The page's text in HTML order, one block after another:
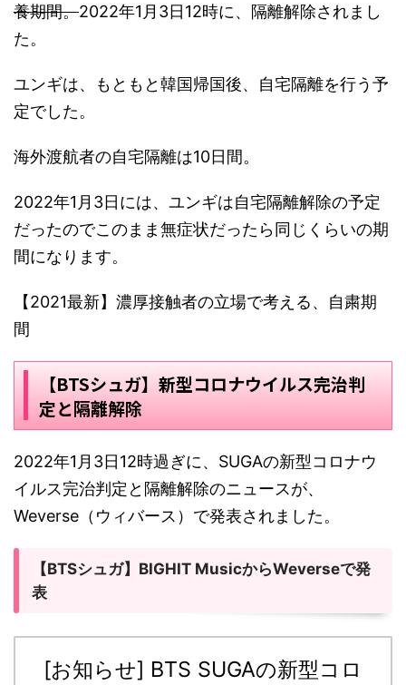
養期間。2022年1月3日12時に、隔離解除されまし
た。
ユンギは、もともと韓国帰国後、自宅隔離を行う予
定でした。
海外渡航者の自宅隔離は10日間。
2022年1月3日には、ユンギは自宅隔離解除の予定
だったのでこのまま無症状だったら同じくらいの期
間になります。
【2021最新】濃厚接触者の立場で考える、自粛期
間
【BTSシュガ】新型コロナウイルス完治判
定と隔離解除
2022年1月3日12時過ぎに、SUGAの新型コロナウ
イルス完治判定と隔離解除のニュースが、
Weverse（ウィバース）で発表されました。
【BTSシュガ】BIGHIT MusicからWeverseで発
表
[お知らせ] BTS SUGAの新型コロ